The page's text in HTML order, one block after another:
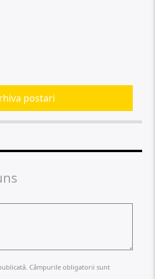
postari
Câmpurile obligatorii sunt